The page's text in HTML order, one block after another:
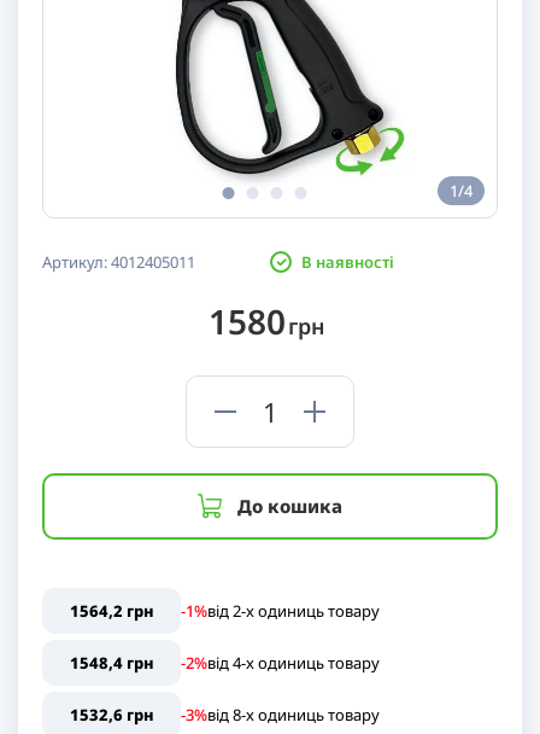
1/4
Артикул:4012405011 В наявності
1580грн
До кошика
1564,2 грн -1%від2-x одиницьтовару
1548,4 грн -2%від4-x одиницьтовару
1532,6 грн -3%від8-x одиницьтовару